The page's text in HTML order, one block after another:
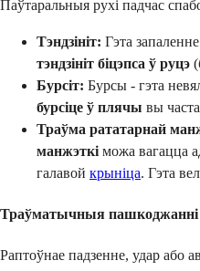
Паўтаральныя рухі падчас
Тэндзініт: Гэта
тэндзініт біцэпса ў руцэ
Бурсіт: Бурсы - гэта
бурсіце ў плячы вы
Траўма рататарнай
манжэткі можа вагацца
галавой крыніца. Гэта
Траўматычныя пашкоджанні
Раптоўнае падзенне, удар або